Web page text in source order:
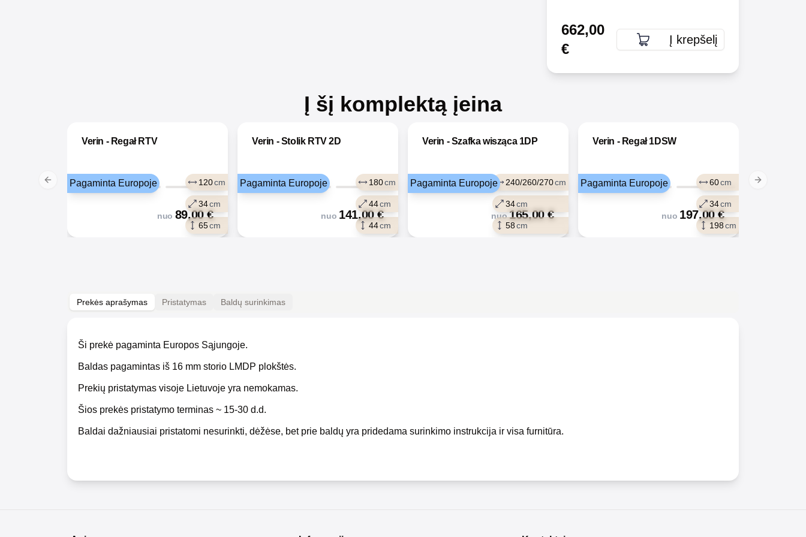
662,00
€
Į krepšelį
Į šį komplektą įeina
Previous slide
Verin - Regał RTV
120cm
34cm
65cm
Pagaminta Europoje
nuo 89,00€
Verin - Stolik RTV 2D
180cm
44cm
44cm
Pagaminta Europoje
nuo 141,00€
Verin - Szafka wisząca 1DP
240/260/270cm
34cm
58cm
Pagaminta Europoje
nuo 165,00€
Verin - Regał 1DSW
60cm
34cm
198cm
Pagaminta Europoje
nuo 197,00€
Next slide
Prekės aprašymas Pristatymas Baldų surinkimas
Ši prekė pagaminta Europos Sąjungoje.
Baldas pagamintas iš 16 mm storio LMDP plokštės.
Prekių pristatymas visoje Lietuvoje yra nemokamas.
Šios prekės pristatymo terminas ~ 15-30 d.d.
Baldai dažniausiai pristatomi nesurinkti, dėžėse, bet prie baldų yra pridedama surinkimo instrukcija ir visa furnitūra.